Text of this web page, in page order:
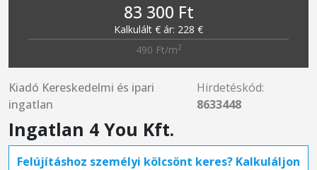
83 300 Ft
Kalkulált € ár: 228 €
490 Ft/m2
Kiadó Kereskedelmi és ipari
ingatlan
Hirdetéskód:
8633448
Ingatlan 4 You Kft.
Felújításhoz személyi kölcsönt keres? Kalkuláljon